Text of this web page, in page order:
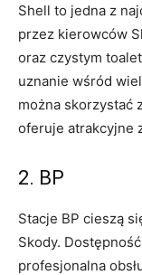
Shell to jedna z
przez kierowców
oraz czystym
uznanie wśród
można skorzystać
oferuje atrakcyjne
2. BP
Stacje BP cieszą
Skody.
profesjonalna